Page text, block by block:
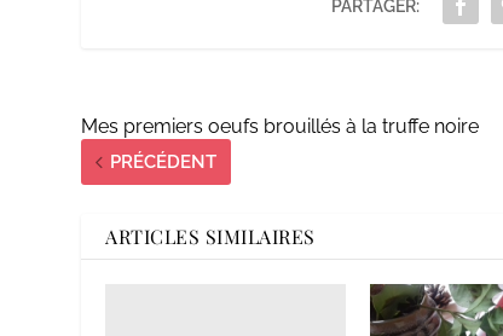
PARTAGER:
Mes premiers oeufs brouillés à la truffe noire
PRÉCÉDENT
ARTICLES SIMILAIRES